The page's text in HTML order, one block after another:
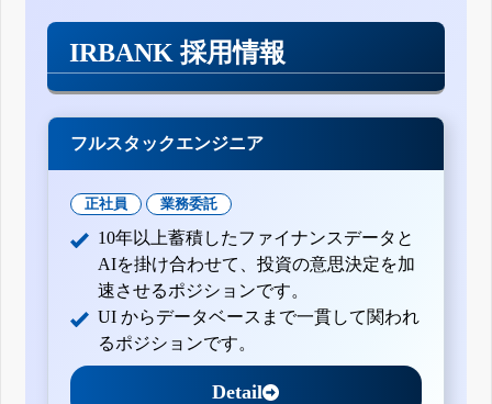
IRBANK 採用情報
フルスタックエンジニア
正社員 業務委託
10年以上蓄積したファイナンスデータと
AIを掛け合わせて、投資の意思決定を加
速させるポジションです。
UI からデータベースまで一貫して関われ
るポジションです。
Detail